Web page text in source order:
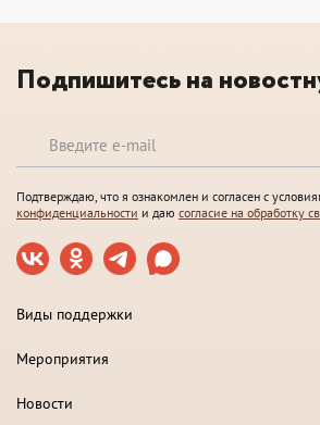
Подпишитесь на
Подтверждаю, что я ознакомлен и согласен с
конфиденциальности и даю согласие на обработку
Виды поддержки
Мероприятия
Новости